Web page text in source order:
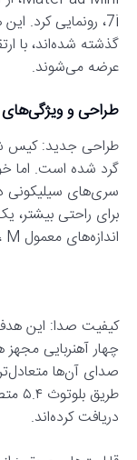
گذشته شده‌اند، با
عرضه می‌شوند.
طراحی و
گرد شده است. اما
سری‌های سیلیکونی
اندازه‌های معمول S، M و L ارائه می‌دهد.
چهار آهنربایی
دریافت کرده‌اند.